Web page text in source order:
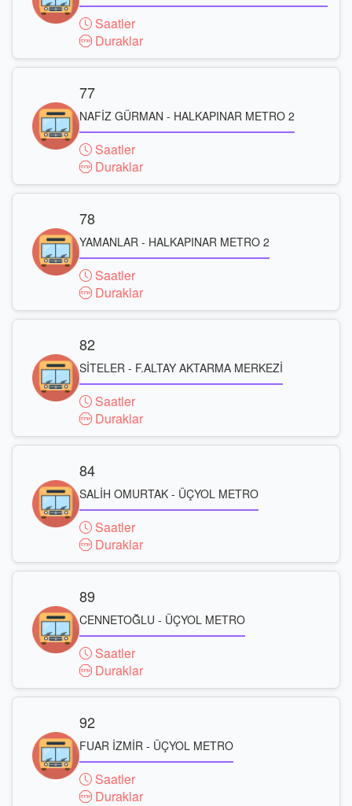
Saatler
Duraklar
77
NAFİZ GÜRMAN - HALKAPINAR METRO 2
Saatler
Duraklar
78
YAMANLAR - HALKAPINAR METRO 2
Saatler
Duraklar
82
SİTELER - F.ALTAY AKTARMA MERKEZİ
Saatler
Duraklar
84
SALİH OMURTAK - ÜÇYOL METRO
Saatler
Duraklar
89
CENNETOĞLU - ÜÇYOL METRO
Saatler
Duraklar
92
FUAR İZMİR - ÜÇYOL METRO
Saatler
Duraklar